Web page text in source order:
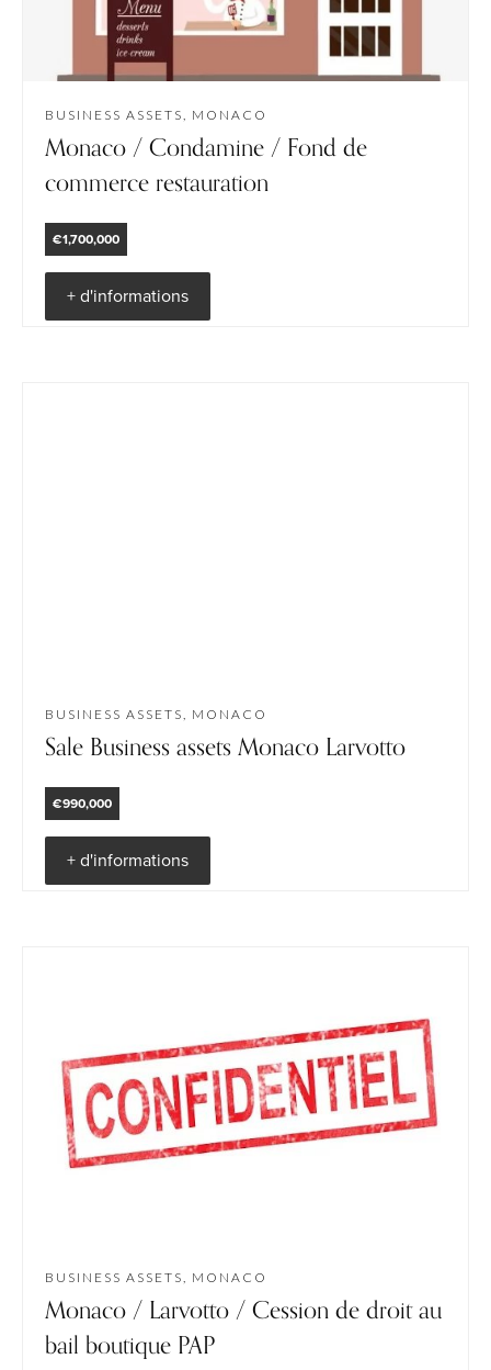
BUSINESS ASSETS, MONACO
Monaco / Condamine / Fond de
commerce restauration
€1,700,000
+ d'informations
BUSINESS ASSETS, MONACO
Sale Business assets Monaco Larvotto
€990,000
+ d'informations
BUSINESS ASSETS, MONACO
Monaco / Larvotto / Cession de droit au
bail boutique PAP